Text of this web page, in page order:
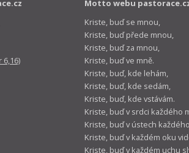
6,16)
Motto webu
Kriste, buď se mnou,
Kriste, buď přede mnou,
Kriste, buď za mnou,
Kriste, buď ve mně.
Kriste, buď, kde lehám,
Kriste, buď, kde sedám,
Kriste, buď, kde vstávám.
Kriste, buď v srdci každého
Kriste, buď v ústech
Kriste, buď v každém oku
Kriste, buď v každém uchu